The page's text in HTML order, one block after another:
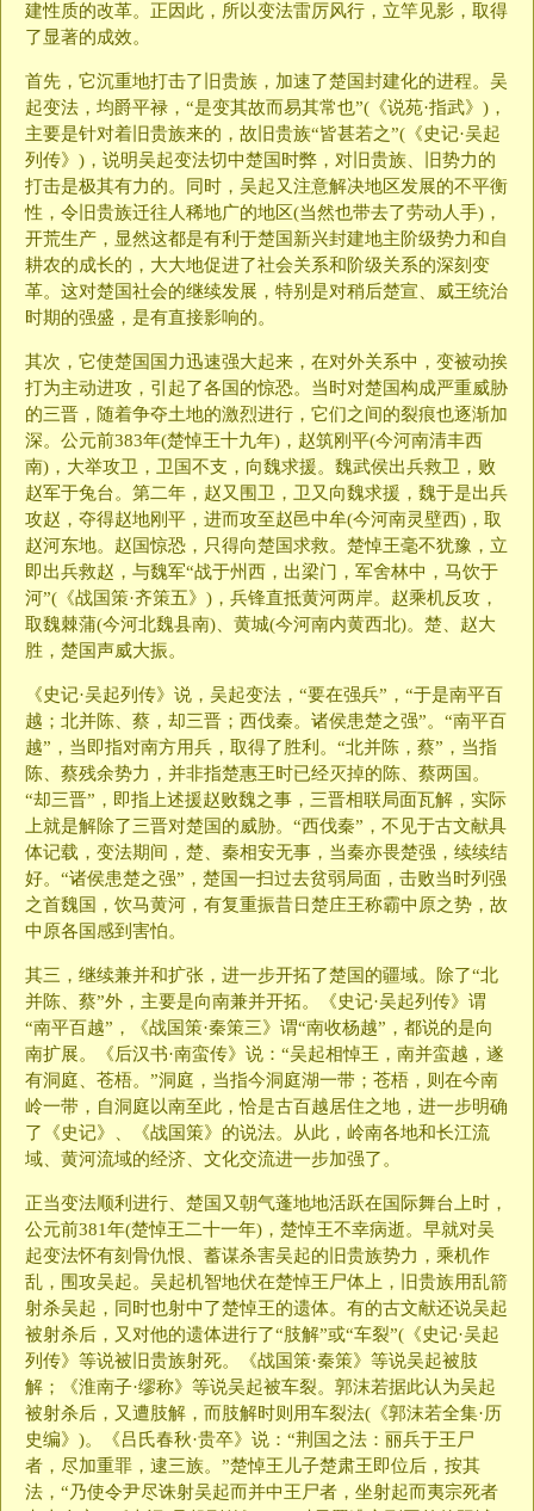
建性质的改革。正因此，所以变法雷厉风行，立竿见影，取得
了显著的成效。
首先，它沉重地打击了旧贵族，加速了楚国封建化的进程。吴
起变法，均爵平禄，“是变其故而易其常也”(《说苑·指武》)，
主要是针对着旧贵族来的，故旧贵族“皆甚若之”(《史记·吴起
列传》)，说明吴起变法切中楚国时弊，对旧贵族、旧势力的
打击是极其有力的。同时，吴起又注意解决地区发展的不平衡
性，令旧贵族迁往人稀地广的地区(当然也带去了劳动人手)，
开荒生产，显然这都是有利于楚国新兴封建地主阶级势力和自
耕农的成长的，大大地促进了社会关系和阶级关系的深刻变
革。这对楚国社会的继续发展，特别是对稍后楚宣、威王统治
时期的强盛，是有直接影响的。
其次，它使楚国国力迅速强大起来，在对外关系中，变被动挨
打为主动进攻，引起了各国的惊恐。当时对楚国构成严重威胁
的三晋，随着争夺土地的激烈进行，它们之间的裂痕也逐渐加
深。公元前383年(楚悼王十九年)，赵筑刚平(今河南清丰西
南)，大举攻卫，卫国不支，向魏求援。魏武侯出兵救卫，败
赵军于兔台。第二年，赵又围卫，卫又向魏求援，魏于是出兵
攻赵，夺得赵地刚平，进而攻至赵邑中牟(今河南灵壁西)，取
赵河东地。赵国惊恐，只得向楚国求救。楚悼王毫不犹豫，立
即出兵救赵，与魏军“战于州西，出梁门，军舍林中，马饮于
河”(《战国策·齐策五》)，兵锋直抵黄河两岸。赵乘机反攻，
取魏棘蒲(今河北魏县南)、黄城(今河南内黄西北)。楚、赵大
胜，楚国声威大振。
《史记·吴起列传》说，吴起变法，“要在强兵”，“于是南平百
越；北并陈、蔡，却三晋；西伐秦。诸侯患楚之强”。“南平百
越”，当即指对南方用兵，取得了胜利。“北并陈，蔡”，当指
陈、蔡残余势力，并非指楚惠王时已经灭掉的陈、蔡两国。
“却三晋”，即指上述援赵败魏之事，三晋相联局面瓦解，实际
上就是解除了三晋对楚国的威胁。“西伐秦”，不见于古文献具
体记载，变法期间，楚、秦相安无事，当秦亦畏楚强，续续结
好。“诸侯患楚之强”，楚国一扫过去贫弱局面，击败当时列强
之首魏国，饮马黄河，有复重振昔日楚庄王称霸中原之势，故
中原各国感到害怕。
其三，继续兼并和扩张，进一步开拓了楚国的疆域。除了“北
并陈、蔡”外，主要是向南兼并开拓。《史记·吴起列传》谓
“南平百越”，《战国策·秦策三》谓“南收杨越”，都说的是向
南扩展。《后汉书·南蛮传》说：“吴起相悼王，南并蛮越，遂
有洞庭、苍梧。”洞庭，当指今洞庭湖一带；苍梧，则在今南
岭一带，自洞庭以南至此，恰是古百越居住之地，进一步明确
了《史记》、《战国策》的说法。从此，岭南各地和长江流
域、黄河流域的经济、文化交流进一步加强了。
正当变法顺利进行、楚国又朝气蓬地地活跃在国际舞台上时，
公元前381年(楚悼王二十一年)，楚悼王不幸病逝。早就对吴
起变法怀有刻骨仇恨、蓄谋杀害吴起的旧贵族势力，乘机作
乱，围攻吴起。吴起机智地伏在楚悼王尸体上，旧贵族用乱箭
射杀吴起，同时也射中了楚悼王的遗体。有的古文献还说吴起
被射杀后，又对他的遗体进行了“肢解”或“车裂”(《史记·吴起
列传》等说被旧贵族射死。《战国策·秦策》等说吴起被肢
解；《淮南子·缪称》等说吴起被车裂。郭沫若据此认为吴起
被射杀后，又遭肢解，而肢解时则用车裂法(《郭沫若全集·历
史编》)。《吕氏春秋·贵卒》说：“荆国之法：丽兵于王尸
者，尽加重罪，逮三族。”楚悼王儿子楚肃王即位后，按其
法，“乃使令尹尽诛射吴起而并中王尸者，坐射起而夷宗死者